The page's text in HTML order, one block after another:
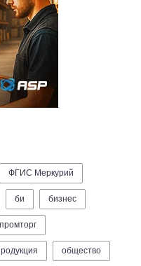
ФГИС Меркурий
би бизнес
общество